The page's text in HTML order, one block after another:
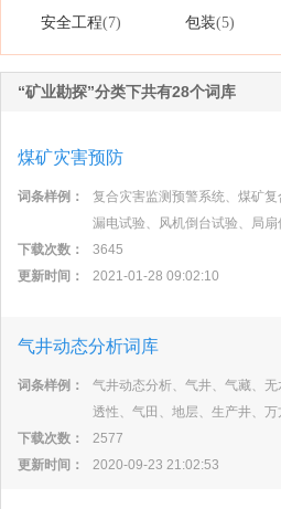
安全工程(7) 包装(5)
“矿业勘探”分类下共有28个词库
煤矿灾害预防
词条样例：
复合灾害监测预警系统、煤矿
漏电试验、风机倒台试验、局
下载次数：
3645
更新时间：
2021-01-28 09:02:10
气井动态分析词库
词条样例：
气井动态分析、气井、气藏、
透性、气田、地层、生产井、
下载次数：
2577
更新时间：
2020-09-23 21:02:53